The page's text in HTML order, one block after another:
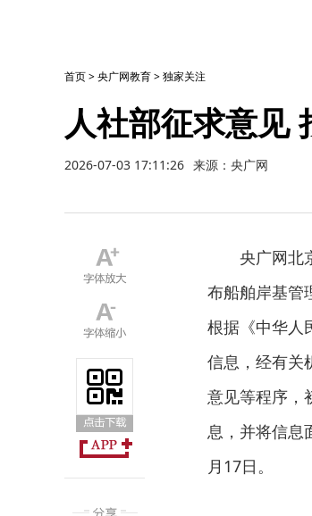
首页>央广网教育>独家关注
人社部征求意见
2026-07-03 17:11:26 来源：央广网
央广网北
布船舶岸基管
根据《中华人
信息，经有关
意见等程序，
息，并将信息
月17日。